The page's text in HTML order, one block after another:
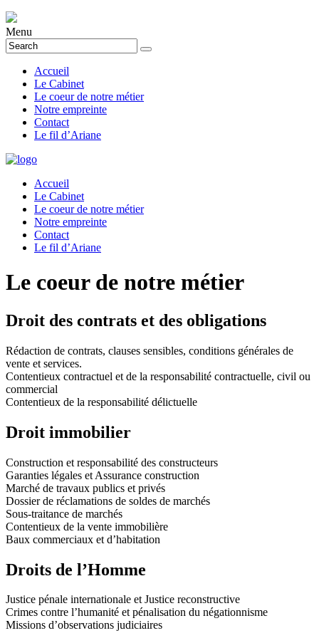
Menu
Accueil
Le Cabinet
Le coeur de notre métier
Notre empreinte
Contact
Le fil d’Ariane
Accueil
Le Cabinet
Le coeur de notre métier
Notre empreinte
Contact
Le fil d’Ariane
Le coeur de notre métier
Droit des contrats et des obligations
Rédaction de contrats, clauses sensibles, conditions générales de
vente et services.
Contentieux contractuel et de la responsabilité contractuelle, civil ou
commercial
Contentieux de la responsabilité délictuelle
Droit immobilier
Construction et responsabilité des constructeurs
Garanties légales et Assurance construction
Marché de travaux publics et privés
Dossier de réclamations de soldes de marchés
Sous-traitance de marchés
Contentieux de la vente immobilière
Baux commerciaux et d’habitation
Droits de l’Homme
Justice pénale internationale et Justice reconstructive
Crimes contre l’humanité et pénalisation du négationnisme
Missions d’observations judiciaires